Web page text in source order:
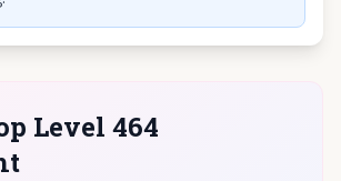
Level 464